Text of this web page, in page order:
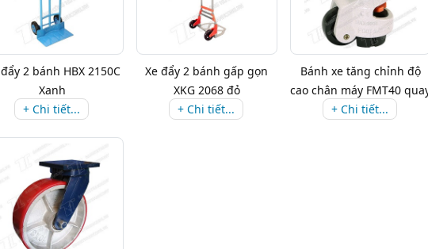
2 bánh HBX 2150C
Xanh
+ Chi tiết...
Xe đẩy 2 bánh gấp gọn
XKG 2068 đỏ
+ Chi tiết...
Bánh xe tăng chỉnh độ
cao chân máy FMT40
-G...
+ Chi tiết...